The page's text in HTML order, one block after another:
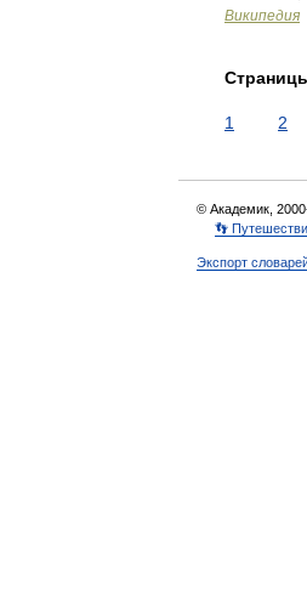
Википедия
1 2
© Академик,
👣
Экспорт